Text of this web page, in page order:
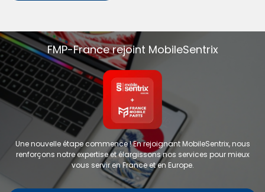
FMP-France rejoint MobileSentrix
Une nouvelle étape commence ! En rejoignant MobileSentrix, nous
renforçons notre expertise et élargissons nos services pour mieux
vous servir en France et en Europe.